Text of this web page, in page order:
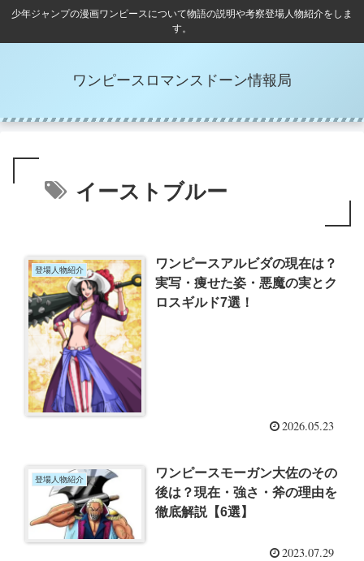
少年ジャンプの漫画ワンピースについて物語の説明や考察登場人物紹介をしま
す。
ワンピースロマンスドーン情報局
イーストブルー
登場人物紹介
ワンピースアルビダの現在は？
実写・痩せた姿・悪魔の実とク
ロスギルド7選！
2026.05.23
登場人物紹介
ワンピースモーガン大佐のその
後は？現在・強さ・斧の理由を
徹底解説【6選】
2023.07.29